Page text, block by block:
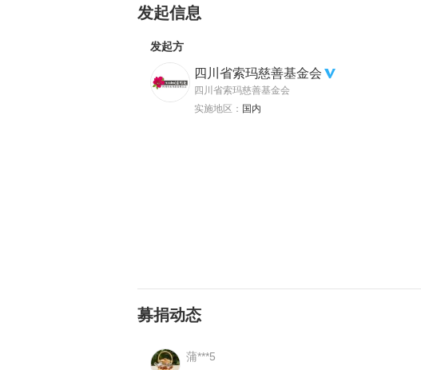
发起信息
发起方
四川省索玛慈善基金会
四川省索玛慈善基金会
实施地区： 国内
募捐动态
蒲***5